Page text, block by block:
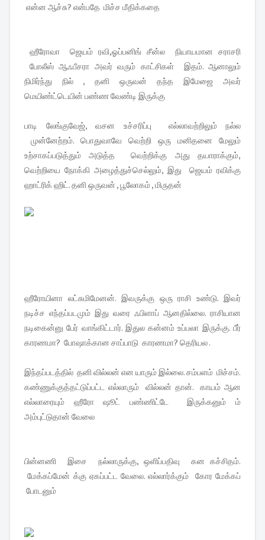
என்ன ஆச்சு? என்பதே மிச்ச மீதிக்கதை
ஹீரோவா ஜெயம் ரவி,ஓப்பனிங் சீன்ல நியாயமான சராசரி
போலீஸ் ஆஃபீசரா அவர் வரும் காட்சிகள் இதம். ஆனாலும்
நிமிர்ந்து நில் , தனி ஒருவன் தந்த இமேஜை அவர்
மெயிண்ட்டெயின் பண்ண வேண்டி இருக்கு
பாடி லேங்குவேஜ், வசன உச்சரிப்பு எல்லாவற்றிலும் நல்ல
முன்னேற்றம். பொதுவாவே வெற்றி ஒரு மனிதனை மேலும்
உற்சாகப்படுத்தும் அடுத்த வெற்றிக்கு அது தயாராக்கும்,
வெற்றியை நோக்கி அழைத்துச்செல்லும், இது ஜெயம் ரவிக்கு
ஹாட்ரிக் ஹிட். தனி ஒருவன் , பூலோகம் , மிருதன்
ஹீரோயினா லட்சுமிமேனன். இவருக்கு ஒரு ராசி உண்டு. இவர்
நடிச்ச எந்தப்படமும் இது வரை ஃபிளாப் ஆனதில்லை. ராசியான
நடிகைன்னு பேர் வாங்கிட்டார். இதுல கன்னம் உப்பலா இருக்கு. பீர்
காரணமா? போஷாக்கான சாப்பாடு காரணமா? தெரியல .
இந்தப்படத்தில் தனி வில்லன் என யாரும் இல்லை. சம்பளம் மிச்சம்.
கண்ணுக்குத்தட்டுப்பட்ட எல்லாரும் வில்லன் தான். காயம் ஆன
எல்லாரையும் ஹீரோ ஷூட் பண்ணிட்டே இருக்கனும் ம்
அம்புட்டுதான் வேலை
பின்னணி இசை நல்லாருக்கு, ஒளிப்பதிவு கன கச்சிதம்.
மேக்கப்மேன் க்கு ஏகப்பட்ட வேலை. எல்லார்க்கும் கோர மேக்கப்
போடனும்